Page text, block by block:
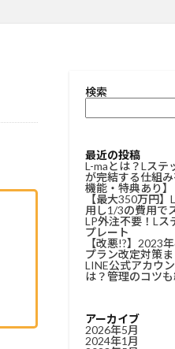
検索
最近の投稿
L-maとは？Lステ
が完結する仕組
機能・特典あり】
【最大350万円
用し1/3の費用で
LP外注不要！Lス
プレート
【改悪!?】2023
プラン改定対策
LINE公式アカウ
は？管理のコツ
アーカイブ
2026年5月
2024年1月